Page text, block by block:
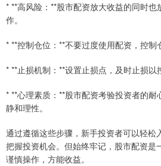
* **高风险：**股市配资放大收益的同时
作。
* **控制仓位：**不要过度使用配资，控制
* **止损机制：**设置止损点，及时止损以
* **心理素质：**股市配资考验投资者的
静和理性。
通过遵循这些步骤，新手投资者可以轻松
把握投资机会。但始终牢记，股市配资是
谨慎操作，方能收益。